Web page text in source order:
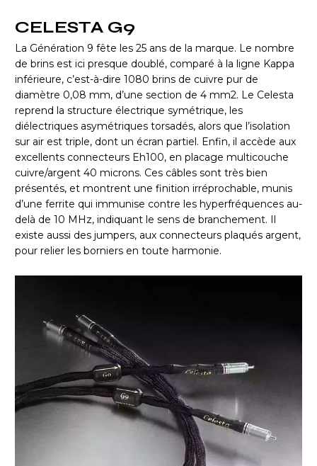
CELESTA G9
La Génération 9 fête les 25 ans de la marque. Le nombre
de brins est ici presque doublé, comparé à la ligne Kappa
inférieure, c’est-à-dire 1080 brins de cuivre pur de
diamètre 0,08 mm, d’une section de 4 mm2. Le Celesta
reprend la structure électrique symétrique, les
diélectriques asymétriques torsadés, alors que l’isolation
sur air est triple, dont un écran partiel. Enfin, il accède aux
excellents connecteurs Eh100, en placage multicouche
cuivre/argent 40 microns. Ces câbles sont très bien
présentés, et montrent une finition irréprochable, munis
d’une ferrite qui immunise contre les hyperfréquences au-
delà de 10 MHz, indiquant le sens de branchement. Il
existe aussi des jumpers, aux connecteurs plaqués argent,
pour relier les borniers en toute harmonie.